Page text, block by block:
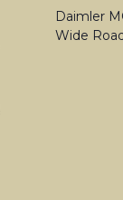
Daimler
Wide